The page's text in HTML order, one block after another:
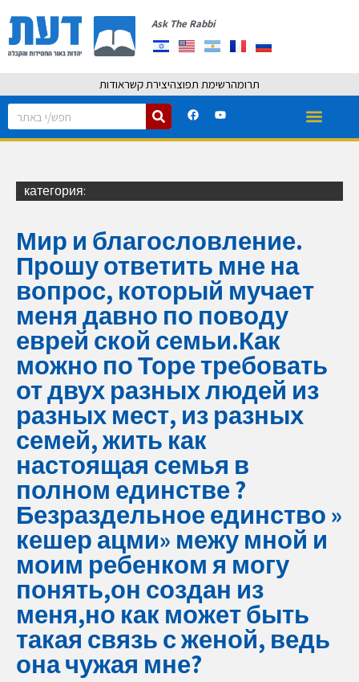
Ask The Rabbi
אודותיצירת קשררשימת תפוצהתרומה
категория:
Мир и благословление.
Прошу ответить мне на
вопрос, который мучает
меня давно по поводу
еврей ской семьи.Как
можно по Торе требовать
от двух разных людей из
разных мест, из разных
семей, жить как
настоящая семья в
полном единстве ?
Безраздельное единство »
кешер ацми» межу мной и
моим ребенком я могу
понять,он создан из
меня,но как может быть
такая связь с женой, ведь
она чужая мне?